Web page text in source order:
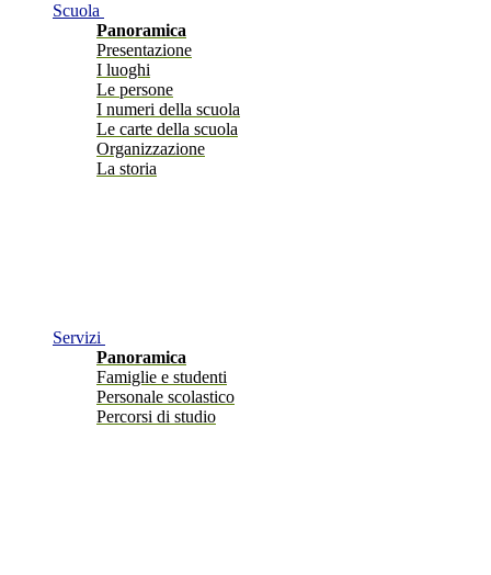
Scuola
Panoramica
Presentazione
I luoghi
Le persone
I numeri della scuola
Le carte della scuola
Organizzazione
La storia
Servizi
Panoramica
Famiglie e studenti
Personale scolastico
Percorsi di studio